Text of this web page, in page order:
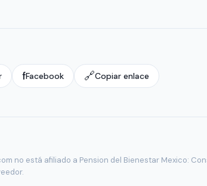
fFacebook 🔗Copiar enlace
no está afiliado a Pension del Bienestar Mexico: